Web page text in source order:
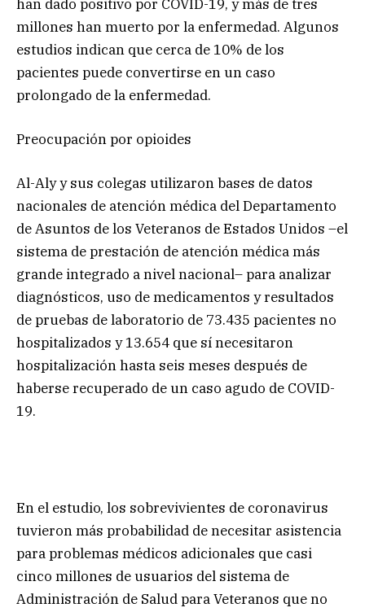
han dado positivo por COVID-19, y más de tres
millones han muerto por la enfermedad. Algunos
estudios indican que cerca de 10% de los
pacientes puede convertirse en un caso
prolongado de la enfermedad.
Preocupación por opioides
Al-Aly y sus colegas utilizaron bases de datos
nacionales de atención médica del Departamento
de Asuntos de los Veteranos de Estados Unidos –el
sistema de prestación de atención médica más
grande integrado a nivel nacional– para analizar
diagnósticos, uso de medicamentos y resultados
de pruebas de laboratorio de 73.435 pacientes no
hospitalizados y 13.654 que sí necesitaron
hospitalización hasta seis meses después de
haberse recuperado de un caso agudo de COVID-
19.
En el estudio, los sobrevivientes de coronavirus
tuvieron más probabilidad de necesitar asistencia
para problemas médicos adicionales que casi
cinco millones de usuarios del sistema de
Administración de Salud para Veteranos que no